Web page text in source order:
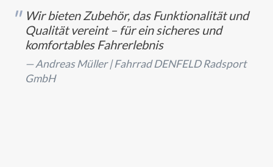
Wir bieten Zubehör, das Funktionalität und
Qualität vereint – für ein sicheres und
komfortables Fahrerlebnis
Andreas Müller |Fahrrad DENFELD Radsport
GmbH